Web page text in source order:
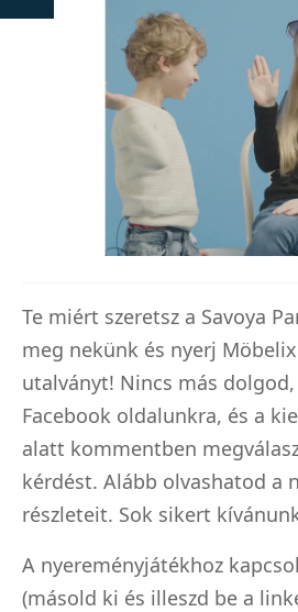
Te miért szeretsz a Savoya
meg nekünk és nyerj
utalványt! Nincs más
Facebook oldalunkra, és a
alatt kommentben
kérdést. Alább olvashatod a
részleteit. Sok sikert
A nyereményjátékhoz
(másold ki és illeszd be a